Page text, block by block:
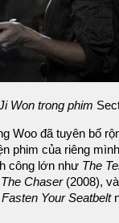
Won trong phim
Woo đã tuyên bố
phim của riêng
công lớn như The
The Chaser(2008),
Fasten Your Seatbelt